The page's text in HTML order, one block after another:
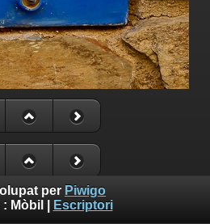
per Piwigo
: Mòbil Escriptori